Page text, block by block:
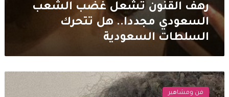
رهف القنون تشعل غضب الشعب
السعودي مجددا.. هل تتحرك
السلطات السعودية
رهف
القنون
فن ومشاهير